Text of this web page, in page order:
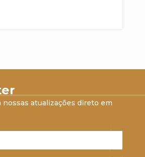
nossas atualizações direto em